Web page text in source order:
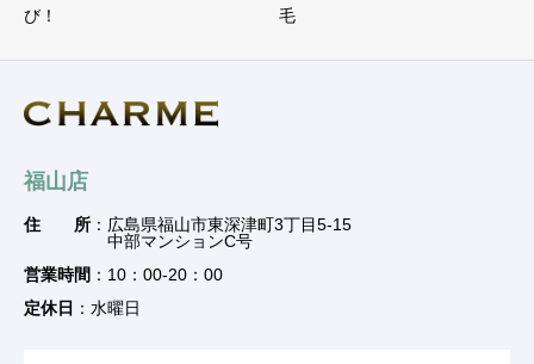
び！
毛
福山店
住 所 ：広島県福山市東深津町3丁目5-15
中部マンションC号
営業時間 ：10：00-20：00
定休日 ：水曜日